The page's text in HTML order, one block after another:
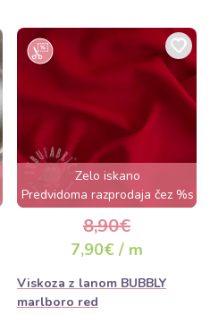
Zelo iskano
Predvidoma razprodaja čez %s
dan
8,90€
7,90€ / m
Viskoza z lanom BUBBLY
marlboro red